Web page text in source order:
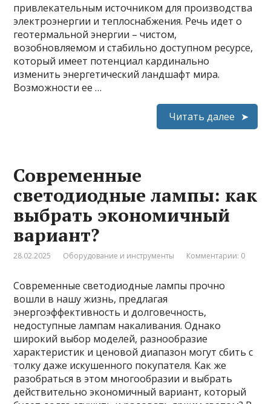
привлекательным источником для производства
электроэнергии и теплоснабжения. Речь идет о
геотермальной энергии – чистом,
возобновляемом и стабильно доступном ресурсе,
который имеет потенциал кардинально
изменить энергетический ландшафт мира.
Возможности ее …
Читать далее
Современные
светодиодные лампы: как
выбрать экономичный
вариант?
28.02.2025 Оборудование и инструменты Комментарии: 0
Современные светодиодные лампы прочно
вошли в нашу жизнь, предлагая
энергоэффективность и долговечность,
недоступные лампам накаливания. Однако
широкий выбор моделей, разнообразие
характеристик и ценовой диапазон могут сбить с
толку даже искушенного покупателя. Как же
разобраться в этом многообразии и выбрать
действительно экономичный вариант, который